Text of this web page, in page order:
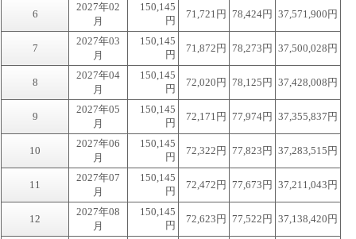
6
2027年02
月
150,145
円
71,721円 78,424円 37,571,900円
7
2027年03
月
150,145
円
71,872円 78,273円 37,500,028円
8
2027年04
月
150,145
円
72,020円 78,125円 37,428,008円
9
2027年05
月
150,145
円
72,171円 77,974円 37,355,837円
10
2027年06
月
150,145
円
72,322円 77,823円 37,283,515円
11
2027年07
月
150,145
円
72,472円 77,673円 37,211,043円
12
2027年08
月
150,145
円
72,623円 77,522円 37,138,420円